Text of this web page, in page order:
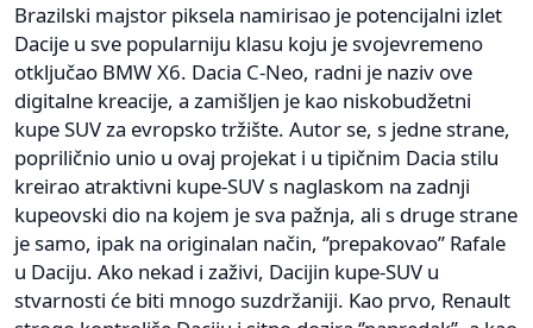
Brazilski majstor piksela namirisao je potencijalni izlet
Dacije u sve popularniju klasu koju je svojevremeno
otključao BMW X6. Dacia C-Neo, radni je naziv ove
digitalne kreacije, a zamišljen je kao niskobudžetni
kupe SUV za evropsko tržište. Autor se, s jedne strane,
popriličnio unio u ovaj projekat i u tipičnim Dacia stilu
kreirao atraktivni kupe-SUV s naglaskom na zadnji
kupeovski dio na kojem je sva pažnja, ali s druge strane
je samo, ipak na originalan način, ‘’prepakovao’’ Rafale
u Daciju. Ako nekad i zaživi, Dacijin kupe-SUV u
stvarnosti će biti mnogo suzdržaniji. Kao prvo, Renault